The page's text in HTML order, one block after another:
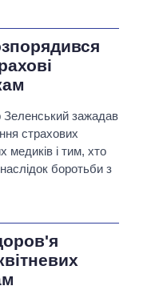
зажадав
страхових
медиків і тим, хто
боротьби з